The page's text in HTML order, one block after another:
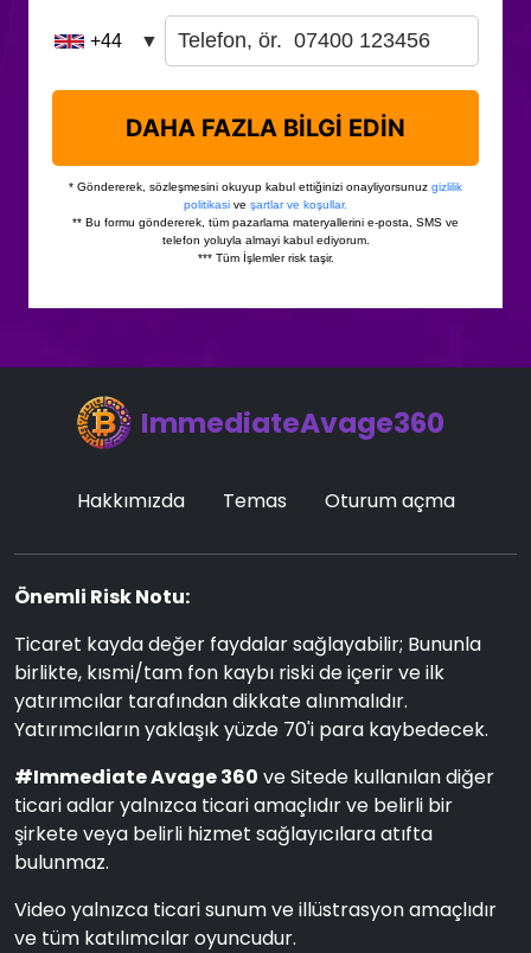
ImmediateAvage360
Hakkımızda Temas Oturum açma
Önemli Risk Notu:
Ticaret kayda değer faydalar sağlayabilir; Bununla
birlikte, kısmi/tam fon kaybı riski de içerir ve ilk
yatırımcılar tarafından dikkate alınmalıdır.
Yatırımcıların yaklaşık yüzde 70'i para kaybedecek.
#Immediate Avage 360 ve Sitede kullanılan diğer
ticari adlar yalnızca ticari amaçlıdır ve belirli bir
şirkete veya belirli hizmet sağlayıcılara atıfta
bulunmaz.
Video yalnızca ticari sunum ve illüstrasyon amaçlıdır
ve tüm katılımcılar oyuncudur.